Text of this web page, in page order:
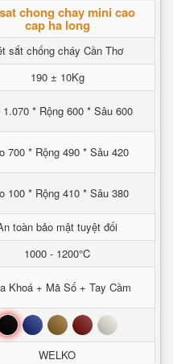
chong chay mini cao
cap ha long
sắt chống cháy Cần Thơ
190 ± 10Kg
1.070 * Rộng 600 * Sâu 600
700 * Rộng 490 * Sâu 420
100 * Rộng 410 * Sâu 380
toàn bảo mật tuyệt đối
1000 - 1200°C
Khoá + Mã Số + Tay Cầm
Xanh Nâu Đỏ Trắng
WELKO